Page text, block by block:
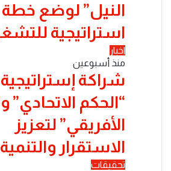
النيل” لوضع خطة
استراتيجية
اخبار
منذ أسبوعين
شراكة
“الحكم الاتحادي”
الأفريقي” لتعزيز
الاستقرار
تحقيقات